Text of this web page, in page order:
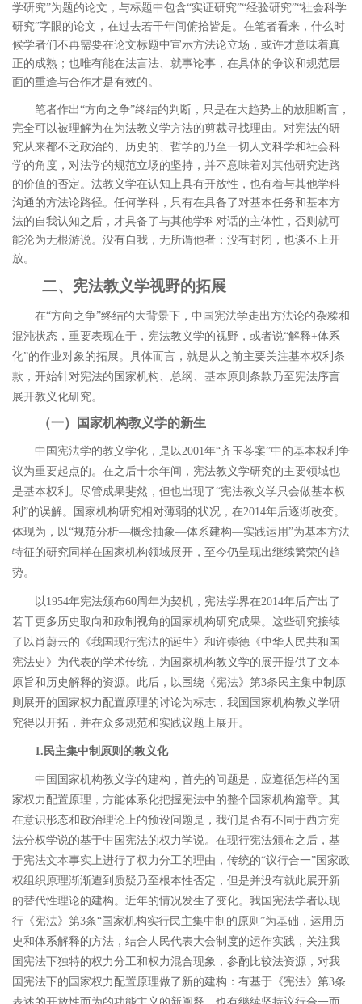
学研究”为题的论文，与标题中包含“实证研究”“经验研究”“社会科学
研究”字眼的论文，在过去若干年间俯拾皆是。在笔者看来，什么时
候学者们不再需要在论文标题中宣示方法论立场，或许才意味着真
正的成熟；也唯有能在法言法、就事论事，在具体的争议和规范层
面的重逢与合作才是有效的。
笔者作出“方向之争”终结的判断，只是在大趋势上的放胆断言，
完全可以被理解为在为法教义学方法的剪裁寻找理由。对宪法的研
究从来都不乏政治的、历史的、哲学的乃至一切人文科学和社会科
学的角度，对法学的规范立场的坚持，并不意味着对其他研究进路
的价值的否定。法教义学在认知上具有开放性，也有着与其他学科
沟通的方法论路径。任何学科，只有在具备了对基本任务和基本方
法的自我认知之后，才具备了与其他学科对话的主体性，否则就可
能沦为无根游说。没有自我，无所谓他者；没有封闭，也谈不上开
放。
二、宪法教义学视野的拓展
在“方向之争”终结的大背景下，中国宪法学走出方法论的杂糅和
混沌状态，重要表现在于，宪法教义学的视野，或者说“解释+体系
化”的作业对象的拓展。具体而言，就是从之前主要关注基本权利条
款，开始针对宪法的国家机构、总纲、基本原则条款乃至宪法序言
展开教义化研究。
（一）国家机构教义学的新生
中国宪法学的教义学化，是以2001年“齐玉苓案”中的基本权利争
议为重要起点的。在之后十余年间，宪法教义学研究的主要领域也
是基本权利。尽管成果斐然，但也出现了“宪法教义学只会做基本权
利 ”的误解。国家机构研究相对薄弱的状况，在2014年后逐渐改变。
体现为，以“规范分析―概念抽象―体系建构―实践运用”为基本方法
特征的研究同样在国家机构领域展开，至今仍呈现出继续繁荣的趋
势。
以 1954年宪法颁布60 周年为契机，宪法学界在2014年后产出了
若干更多历史取向和政制视角的国家机构研究成果。 这些研究接续
了以肖蔚云的《我国现行宪法的诞生》和许崇德《中华人民共和国
宪法史》为代表的学术传统，为国家机构教义学的展开提供了文本
原旨和历史解释的资源。此后，以围绕《宪法》第3条民主集中制原
则展开的国家权力配置原理的讨论为标志，我国国家机构教义学研
究得以开拓，并在众多规范和实践议题上展开。
1. 民主集中制原则的教义化
中国国家机构教义学的建构，首先的问题是，应遵循怎样的国
家权力配置原理，方能体系化把握宪法中的整个国家机构篇章。其
在意识形态和政治理论上的预设问题是，我们是否有不同于西方宪
法分权学说的基于中国宪法的权力学说。在现行宪法颁布之后，基
于宪法文本事实上进行了权力分工的理由，传统的“议行合一” 国家政
权组织原理渐渐遭到质疑乃至根本性否定，但是并没有就此展开新
的替代性理论的建构。近年的情况发生了变化。我国宪法学者以现
行《宪法》第3条“ 国家机构实行民主集中制的原则 ”为基础，运用历
史和体系解释的方法，结合人民代表大会制度的运作实践，关注我
国宪法下独特的权力分工和权力混合现象，参酌比较法资源，对我
国宪法下的国家权力配置原理做了新的建构：有基于《宪法》第3条